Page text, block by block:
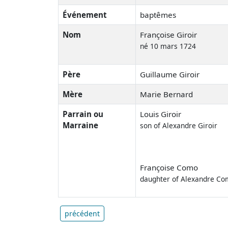
Événement
baptêmes
Nom
Françoise Giroir
né 10 mars 1724
Père
Guillaume Giroir
Mère
Marie Bernard
Parrain ou
Marraine
Louis Giroir
son of Alexandre Giroir
Françoise Como
daughter of Alexandre
précédent